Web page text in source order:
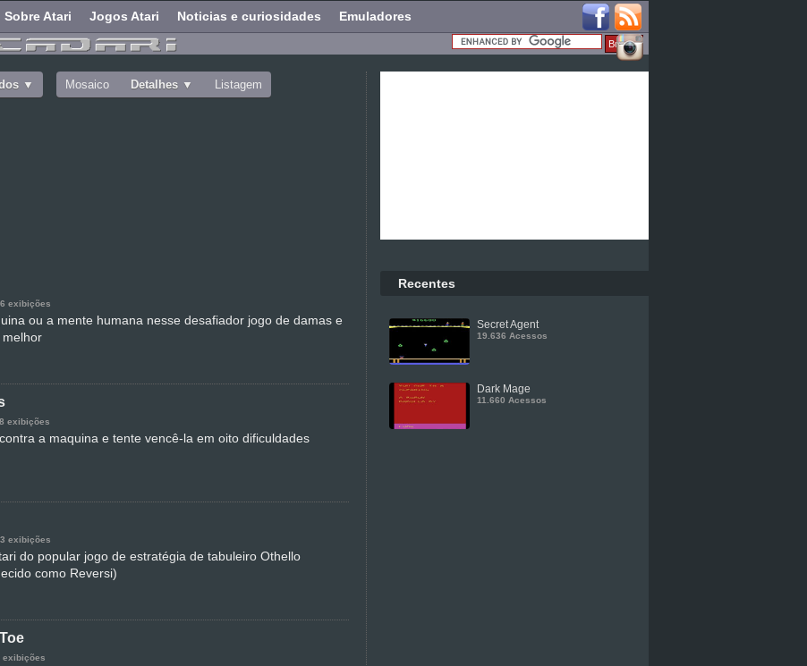
Sobre Atari Jogos Atari Noticias e curiosidades Emuladores
Mosaico Detalhes Listagem
exibições
ou a mente humana nesse desafiador jogo de damas e
exibições
a maquina e tente vencê-la em oito dificuldades
exibições
do popular jogo de estratégia de tabuleiro Othello
como Reversi)
exibições
Recentes
Secret Agent
19.636 Acessos
Dark Mage
11.660 Acessos